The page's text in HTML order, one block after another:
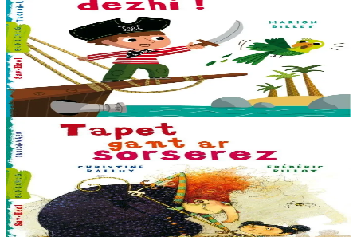
Tan dezhi !
Yannig n’eo ket evit padout ken. Pe war lestr ar vorlaeron pe war an
enez didud e vez ret sentiñ ha plegañ dalc’hmat. Poent bras mont
war-du ar frankiz !
Er stok
5,50 €
6 vloaz hag ouzhpenn
Sav-heol
Tapet gant ar sorserez
Ivinoù hir ha dent lemm dezhi, gwenaennoù bras war he fri kamm...
N’eus na mar na marteze ur gwir sorserez eo an itron Bastrouilh !
Ha Nolwenn he deus kavet un...